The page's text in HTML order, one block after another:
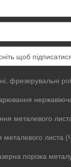
фрезерувальні
металевого
металевого листа
порізка